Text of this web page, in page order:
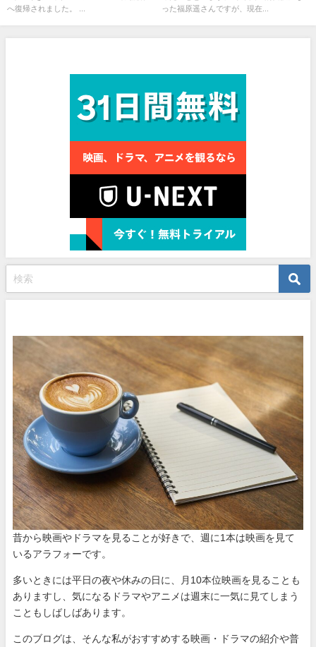
へ復帰されました。 ...
った福原遥さんですが、現在...
昔から映画やドラマを見ることが好きで、週に1本は映画を見て
いるアラフォーです。
多いときには平日の夜や休みの日に、月10本位映画を見ることも
ありますし、気になるドラマやアニメは週末に一気に見てしまう
こともしばしばあります。
このブログは、そんな私がおすすめする映画・ドラマの紹介や普